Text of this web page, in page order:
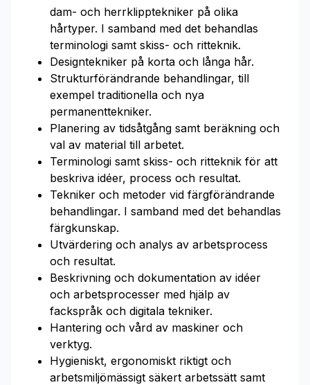
dam- och herrklipptekniker på olika
hårtyper. I samband med det behandlas
terminologi samt skiss- och ritteknik.
Designtekniker på korta och långa hår.
Strukturförändrande behandlingar, till
exempel traditionella och nya
permanenttekniker.
Planering av tidsåtgång samt beräkning och
val av material till arbetet.
Terminologi samt skiss- och ritteknik för att
beskriva idéer, process och resultat.
Tekniker och metoder vid färgförändrande
behandlingar. I samband med det behandlas
färgkunskap.
Utvärdering och analys av arbetsprocess
och resultat.
Beskrivning och dokumentation av idéer
och arbetsprocesser med hjälp av
fackspråk och digitala tekniker.
Hantering och vård av maskiner och
verktyg.
Hygieniskt, ergonomiskt riktigt och
arbetsmiljömässigt säkert arbetssätt samt